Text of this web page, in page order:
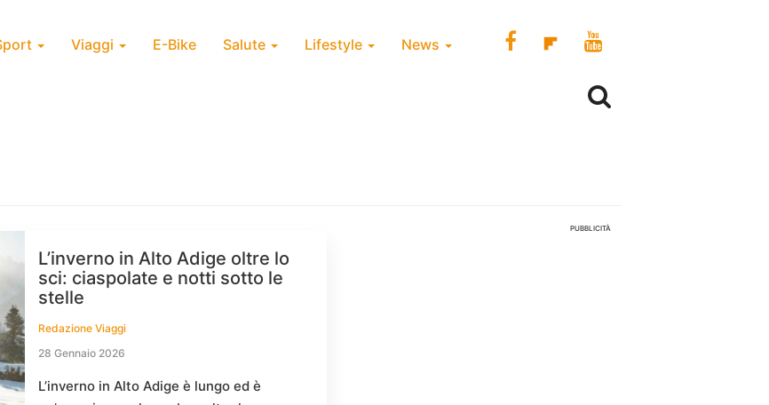
Viaggi E-Bike Salute Lifestyle News
L’inverno in Alto Adige oltre lo
sci: ciaspolate e notti sotto le
stelle
Redazione Viaggi
28 Gennaio 2026
L’inverno in Alto Adige è lungo ed è
PUBBLICITÀ